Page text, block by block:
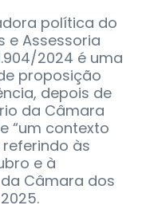
política do
e Assessoria
2024 é uma
proposição
depois de
da Câmara
“um contexto
às
e à
Câmara dos